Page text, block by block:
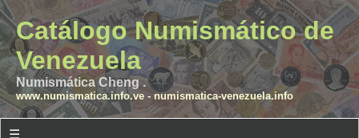
Catálogo Numismático de
Venezuela
Numismática Cheng .
www.numismatica.info.ve- numismatica-venezuela.info
☰